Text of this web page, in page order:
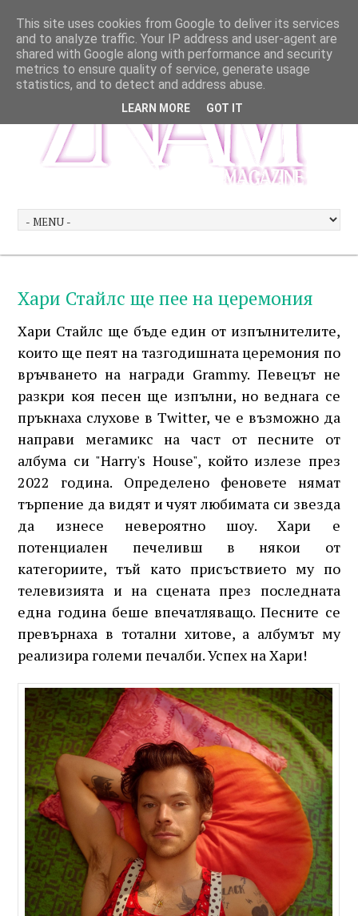
Хари Стайлс ще пее на церемония
Хари Стайлс ще бъде един от изпълнителите,
които ще пеят на тазгодишната церемония по
връчването на награди Grammy. Певецът не
разкри коя песен ще изпълни, но веднага се
пръкнаха слухове в Twitter, че е възможно да
направи мегамикс на част от песните от
албума си "Harry's House", който излезе през
2022 година. Определено феновете нямат
търпение да видят и чуят любимата си звезда
да изнесе невероятно шоу. Хари е
потенциален печеливш в някои от
категориите, тъй като присъствието му по
телевизията и на сцената през последната
една година беше впечатляващо. Песните се
превърнаха в тотални хитове, а албумът му
реализира големи печалби. Успех на Хари!
This site uses cookies from Google to deliver its services
and to analyze traffic. Your IP address and user-agent are
shared with Google along with performance and security
metrics to ensure quality of service, generate usage
statistics, and to detect and address abuse.
LEARN MORE GOT IT